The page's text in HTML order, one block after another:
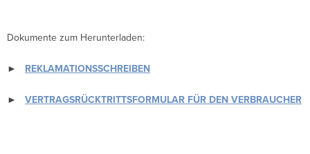
Dokumente zum Herunterladen:
► REKLAMATIONSSCHREIBEN
► VERTRAGSRÜCKTRITTSFORMULAR FÜR DEN VERBRAUCHER